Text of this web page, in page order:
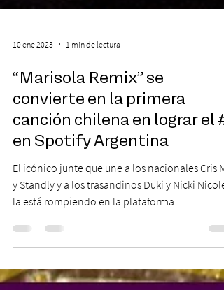
10 ene 2023 1 min de lectura
“Marisola Remix” se
convierte en la primera
canción chilena en lograr el
en Spotify Argentina
El icónico junte que une a los nacionales Cris MJ
y Standly y a los trasandinos Duki y Nicki Nicole,
la está rompiendo en la plataforma...